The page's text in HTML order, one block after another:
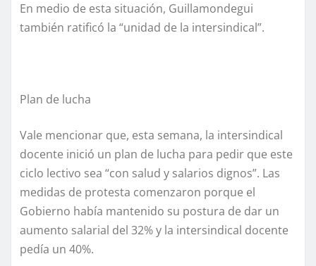
En medio de esta situación, Guillamondegui
también ratificó la “unidad de la intersindical”.
Plan de lucha
Vale mencionar que, esta semana, la intersindical
docente inició un plan de lucha para pedir que este
ciclo lectivo sea “con salud y salarios dignos”. Las
medidas de protesta comenzaron porque el
Gobierno había mantenido su postura de dar un
aumento salarial del 32% y la intersindical docente
pedía un 40%.